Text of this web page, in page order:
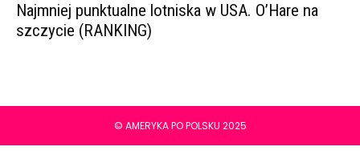
Najmniej punktualne lotniska w USA. O’Hare na
szczycie (RANKING)
© AMERYKA PO POLSKU 2025